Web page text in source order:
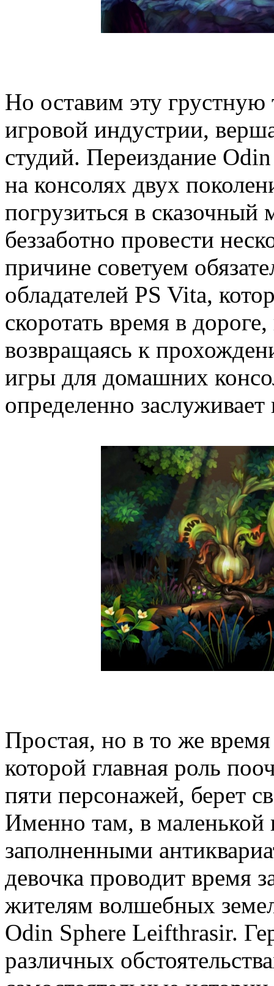
Но оставим эту грустную
игровой индустрии,
студий. Переиздание
на консолях двух
погрузиться в
беззаботно провести
причине советуем
обладателей PS Vita,
скоротать время в
возвращаясь к
игры для домашних
определенно
Простая, но в то же
которой главная роль
пяти персонажей, берет
Именно там, в маленькой
заполненными
девочка проводит время
жителям волшебных
Odin Sphere Leifthrasir.
различных